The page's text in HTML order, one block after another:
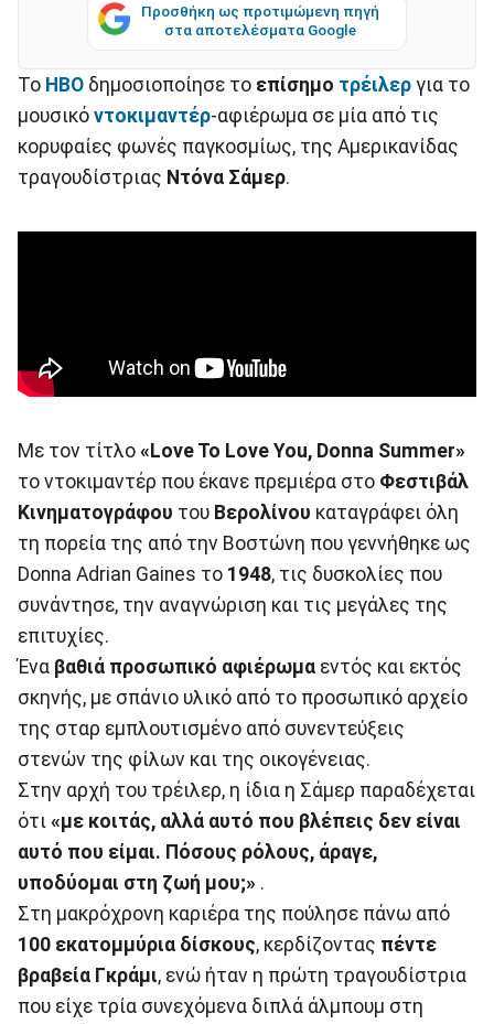
Προσθήκη ως προτιμώμενη πηγή
στα αποτελέσματα Google
Το HBO δημοσιοποίησε το επίσημο τρέιλερ για το
μουσικό ντοκιμαντέρ-αφιέρωμα σε μία από τις
κορυφαίες φωνές παγκοσμίως, της Αμερικανίδας
τραγουδίστριας Ντόνα Σάμερ.
Με τον τίτλο «Love To Love You, Donna Summer»
το ντοκιμαντέρ που έκανε πρεμιέρα στο Φεστιβάλ
Κινηματογράφου του Βερολίνου καταγράφει όλη
τη πορεία της από την Βοστώνη που γεννήθηκε ως
Donna Adrian Gaines το 1948, τις δυσκολίες που
συνάντησε, την αναγνώριση και τις μεγάλες της
επιτυχίες.
Ένα βαθιά προσωπικό αφιέρωμα εντός και εκτός
σκηνής, με σπάνιο υλικό από το προσωπικό αρχείο
της σταρ εμπλουτισμένο από συνεντεύξεις
στενών της φίλων και της οικογένειας.
Στην αρχή του τρέιλερ, η ίδια η Σάμερ παραδέχεται
ότι «με κοιτάς, αλλά αυτό που βλέπεις δεν είναι
αυτό που είμαι. Πόσους ρόλους, άραγε,
υποδύομαι στη ζωή μου;» .
Στη μακρόχρονη καριέρα της πούλησε πάνω από
100 εκατομμύρια δίσκους, κερδίζοντας πέντε
βραβεία Γκράμι, ενώ ήταν η πρώτη τραγουδίστρια
που είχε τρία συνεχόμενα διπλά άλμπουμ στη